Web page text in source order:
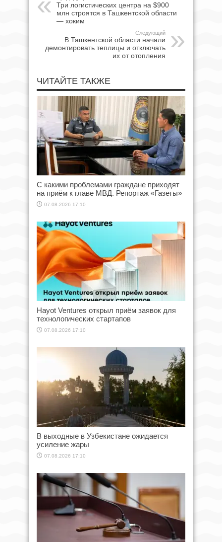
Три логистических центра на $900
млн строятся в Ташкентской области
— хоким
Следующий
В Ташкентской области начали
демонтировать теплицы и отключать
их от отопления
ЧИТАЙТЕ ТАКЖЕ
С какими проблемами граждане приходят
на приём к главе МВД. Репортаж «Газеты»
07.08.2026 17:10
Hayot Ventures открыл приём заявок для
технологических стартапов
07.08.2026 17:10
В выходные в Узбекистане ожидается
усиление жары
07.08.2026 17:10